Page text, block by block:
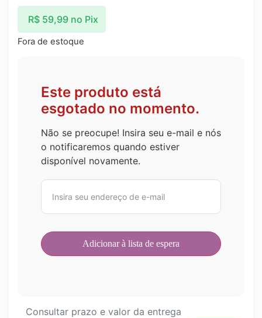
R$59,99 no Pix
Fora de estoque
Este produto está
esgotado no momento.
Não se preocupe! Insira seu e-mail e nós
o notificaremos quando estiver
disponível novamente.
Consultar prazo e valor da entrega